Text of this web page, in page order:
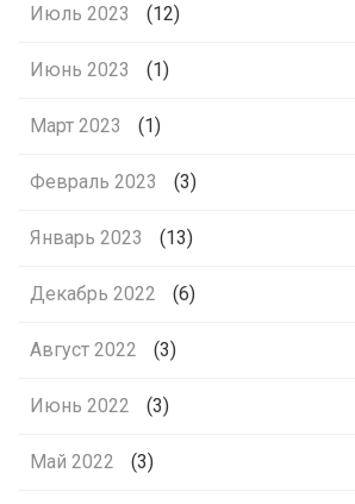
Июль 2023 (12)
Июнь 2023 (1)
Март 2023 (1)
Февраль 2023 (3)
Январь 2023 (13)
Декабрь 2022 (6)
Август 2022 (3)
Июнь 2022 (3)
Май 2022 (3)